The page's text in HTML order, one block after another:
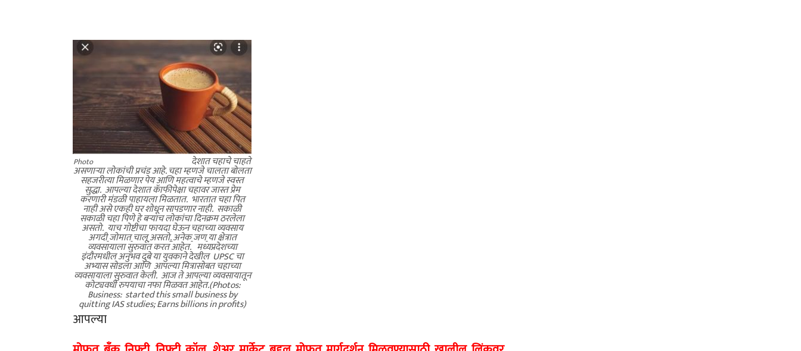
Photoदेशात चहाचे चाहते
असणाऱ्या लोकांची प्रचंड आहे. चहा म्हणजे चालता बोलता
सहजरीत्या मिळणार पेय आणि महत्वाचे म्हणजे स्वस्त
सुद्धा. आपल्या देशात कॅाफीपेक्षा चहावर जास्त प्रेम
करणारी मंडळी पाहायला मिळतात. भारतात चहा पित
नाही असे एकही घर शोधून सापडणार नाही. सकाळी
सकाळी चहा पिणे हे बऱ्याच लोकांचा दिनक्रम ठरलेला
असतो. याच गोष्टीचा फायदा घेऊन चहाच्या व्यवसाय
अगदीजोमातचालूअसतो.अनेकजणया क्षेत्रात
व्यवसायाला सुरुवात करत आहेत. मध्यप्रदेशच्या
इंदौरमधील अनुभव दुबे या युवकाने देखील UPSC चा
अभ्यास सोडला आणि आपल्या मित्रासोबत चहाच्या
व्यवसायाला सुरुवात केली. आज ते आपल्या व्यवसायातून
कोट्यवधी रुपयाचा नफा मिळवत आहेत.(Photos:
Business: started this small business by
quitting IAS studies; Earns billions in profits)
आपल्या